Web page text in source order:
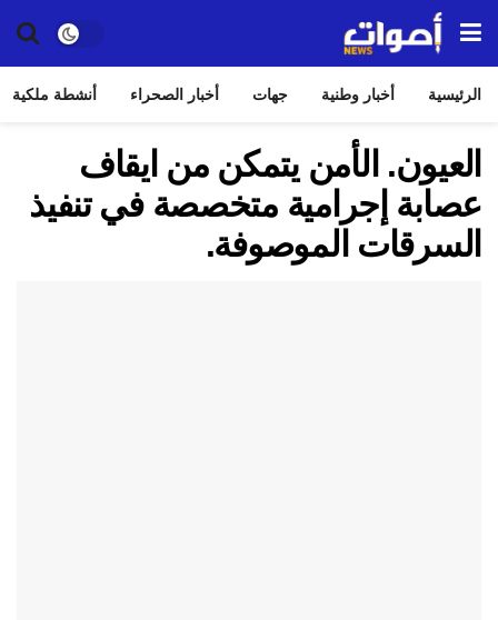
الرئيسية أخبار وطنية جهات أخبار الصحراء أنشطة ملكية
العيون. الأمن يتمكن من ايقاف
عصابة إجرامية متخصصة في تنفيذ
السرقات الموصوفة.